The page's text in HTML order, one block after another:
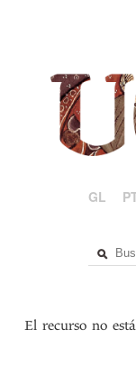
GL
El recurso no